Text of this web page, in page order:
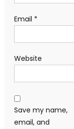
Email *
Website
Save my name,
email, and